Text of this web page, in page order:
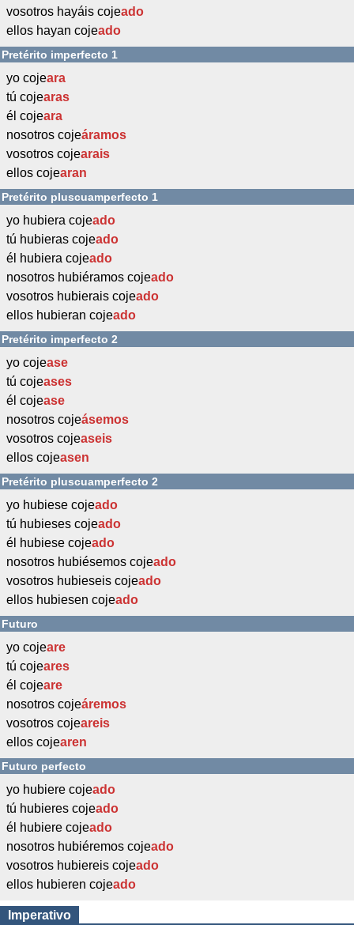
vosotros hayáis cojeado
ellos hayan cojeado
Pretérito imperfecto 1
yo cojeara
tú cojearas
él cojeara
nosotros cojeáramos
vosotros cojearais
ellos cojearan
Pretérito pluscuamperfecto 1
yo hubiera cojeado
tú hubieras cojeado
él hubiera cojeado
nosotros hubiéramos cojeado
vosotros hubierais cojeado
ellos hubieran cojeado
Pretérito imperfecto 2
yo cojease
tú cojeases
él cojease
nosotros cojeásemos
vosotros cojeaseis
ellos cojeasen
Pretérito pluscuamperfecto 2
yo hubiese cojeado
tú hubieses cojeado
él hubiese cojeado
nosotros hubiésemos cojeado
vosotros hubieseis cojeado
ellos hubiesen cojeado
Futuro
yo cojeare
tú cojeares
él cojeare
nosotros cojeáremos
vosotros cojeareis
ellos cojearen
Futuro perfecto
yo hubiere cojeado
tú hubieres cojeado
él hubiere cojeado
nosotros hubiéremos cojeado
vosotros hubiereis cojeado
ellos hubieren cojeado
Imperativo